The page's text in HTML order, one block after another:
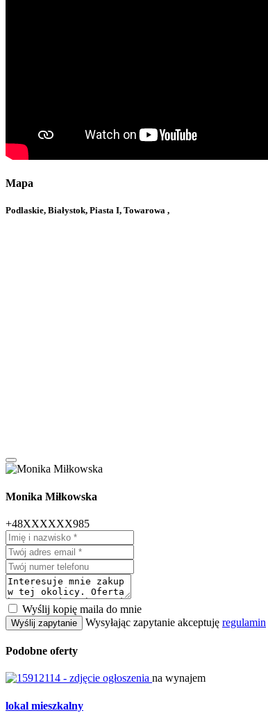
Mapa
Podlaskie, Białystok, Piasta I, Towarowa ,
Monika Miłkowska
+48XXXXXX985
Wyślij kopię maila do mnie
Wyślij zapytanie Wysyłając zapytanie akceptuję regulamin
Podobne oferty
na wynajem
lokal mieszkalny